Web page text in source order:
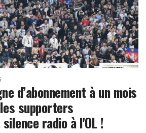
d’abonnement à un mois
supporters
radio à l'OL !